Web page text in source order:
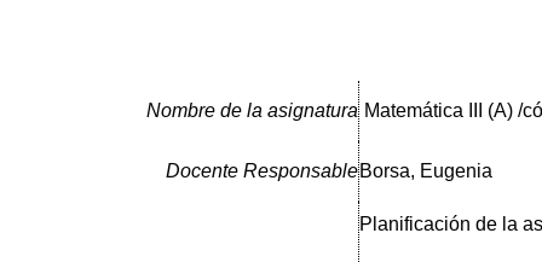
Nombre de la asignatura Matemática III (A) /
Docente ResponsableBorsa, Eugenia
Planificación de la